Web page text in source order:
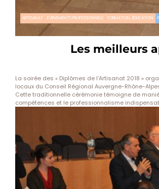
ARTISANAT EVÉNEMENTS PROFESSIONNELS FORMATION, ÉDUCATION
Les meilleurs
La soirée des « Diplômes de l’Artisanat 2018 »
locaux du Conseil Régional Auvergne-Rhône-
Cette traditionnelle cérémonie témoigne de
compétences et le professionnalisme